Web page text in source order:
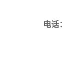
电话：